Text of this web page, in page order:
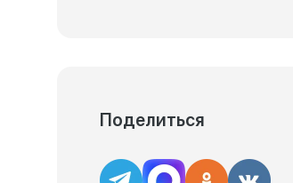
Поделиться